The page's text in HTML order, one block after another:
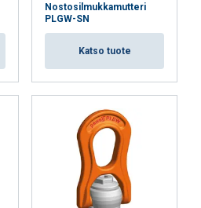
Nostosilmukkamutteri
PLGW-SN
Katso tuote